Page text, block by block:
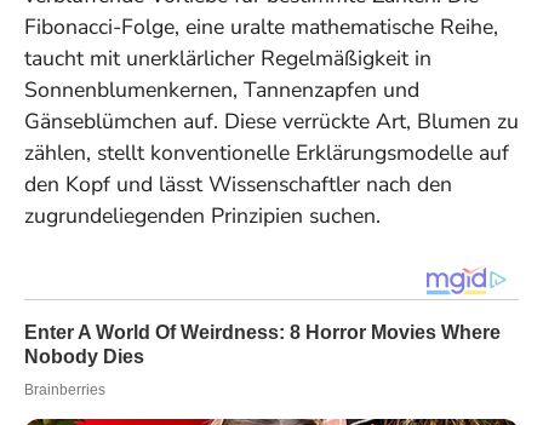
Fibonacci-Folge, eine uralte mathematische Reihe,
taucht mit unerklärlicher Regelmäßigkeit in
Sonnenblumenkernen, Tannenzapfen und
Gänseblümchen auf. Diese verrückte Art, Blumen zu
zählen, stellt konventionelle Erklärungsmodelle auf
den Kopf und lässt Wissenschaftler nach den
zugrundeliegenden Prinzipien suchen.